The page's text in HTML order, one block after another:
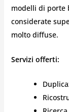
modelli di porte
considerate
molto diffuse.
Servizi offerti: